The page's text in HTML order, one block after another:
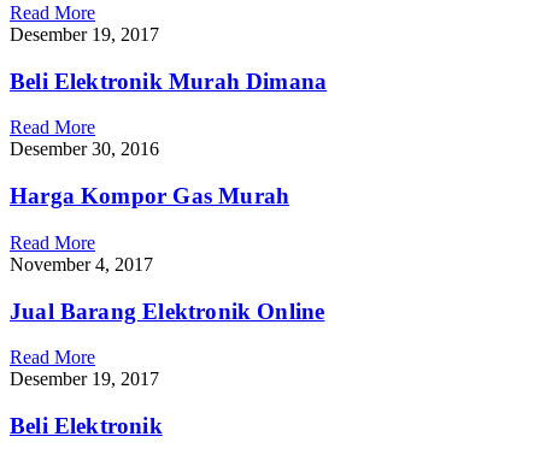
Read More
Desember 19, 2017
Beli Elektronik Murah Dimana
Read More
Desember 30, 2016
Harga Kompor Gas Murah
Read More
November 4, 2017
Jual Barang Elektronik Online
Read More
Desember 19, 2017
Beli Elektronik